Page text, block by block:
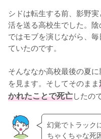
シドは転生する前、影野
活を送る高校生でした。
ではモブを演じながら、
ていたのです。
そんななか高校最後の夏
を見ます。そしてそのまま
かれたことで死亡したの
幻覚でトラッ
ちゃくちゃな死